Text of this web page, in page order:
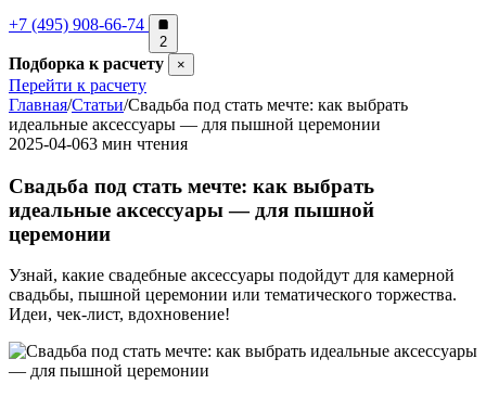
+7 (495) 908-66-74
2
Подборка к расчету ×
Перейти к расчету
Главная/Статьи/Свадьба под стать мечте: как выбрать
идеальные аксессуары — для пышной церемонии
2025-04-063 мин чтения
Свадьба под стать мечте: как выбрать
идеальные аксессуары — для пышной
церемонии
Узнай, какие свадебные аксессуары подойдут для камерной
свадьбы, пышной церемонии или тематического торжества.
Идеи, чек-лист, вдохновение!